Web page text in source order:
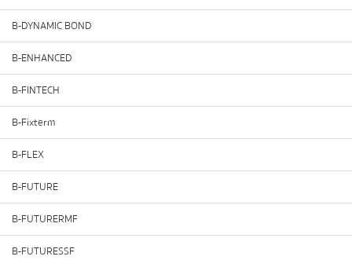
B-DYNAMIC BOND
B-ENHANCED
B-FINTECH
B-Fixterm
B-FLEX
B-FUTURE
B-FUTURERMF
B-FUTURESSF